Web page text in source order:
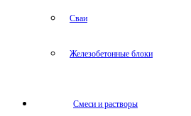
Сваи
Железобетонные блоки
Cмеси и растворы